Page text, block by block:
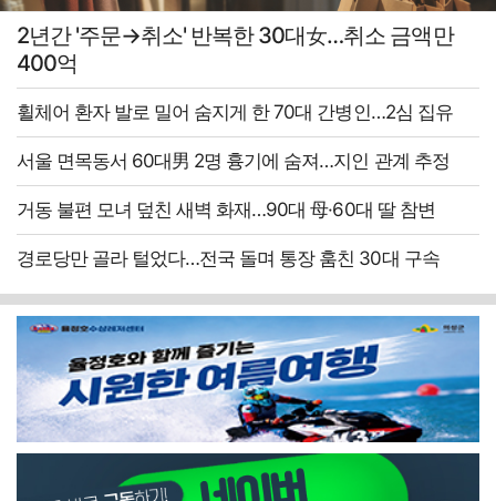
2년간 '주문→취소' 반복한 30대女…취소 금액만
400억
휠체어 환자 발로 밀어 숨지게 한 70대 간병인…2심 집유
서울 면목동서 60대男 2명 흉기에 숨져…지인 관계 추정
거동 불편 모녀 덮친 새벽 화재…90대 母·60대 딸 참변
경로당만 골라 털었다…전국 돌며 통장 훔친 30대 구속